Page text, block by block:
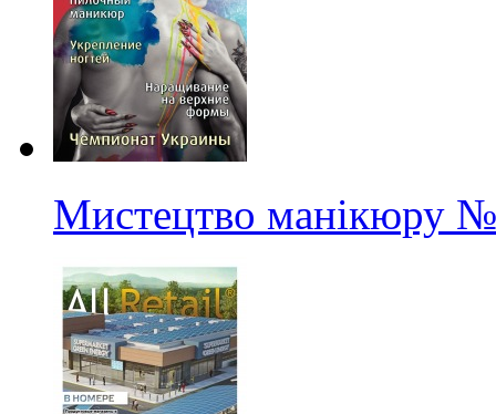
Мистецтво манікюру